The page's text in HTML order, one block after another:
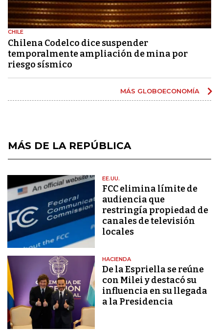
CHILE
Chilena Codelco dice suspender
temporalmente ampliación de mina por
riesgo sísmico
MÁS GLOBOECONOMÍA
MÁS DE LA REPÚBLICA
EE.UU.
FCC elimina límite de
audiencia que
restringía propiedad de
canales de televisión
locales
HACIENDA
De la Espriella se reúne
con Milei y destacó su
influencia en su llegada
a la Presidencia